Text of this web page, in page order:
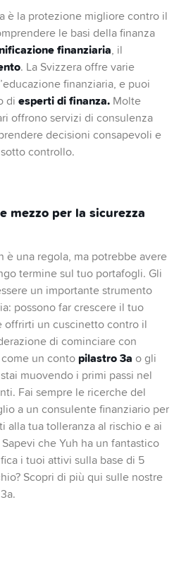
è la protezione migliore contro il
le basi della finanza
finanziaria, il
. La Svizzera offre varie
finanziaria, e puoi
di esperti di finanza. Molte
offrono servizi di consulenza
decisioni consapevoli e
controllo.
mezzo per la sicurezza
è una regola, ma potrebbe avere
termine sul tuo portafogli. Gli
un importante strumento
possono far crescere il tuo
offrirti un cuscinetto contro il
di cominciare con
un conto pilastro 3a o gli
muovendo i primi passi nel
Fai sempre le ricerche del
a un consulente finanziario per
alla tua tolleranza al rischio e ai
che Yuh ha un fantastico
i tuoi attivi sulla base di 5
Scopri di più qui sulle nostre